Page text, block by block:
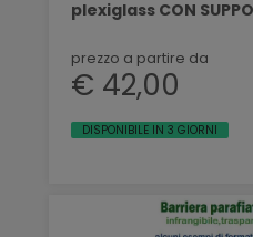
plexiglass CON
prezzo a partire da
€ 42,00
DISPONIBILE IN 3 GIORNI